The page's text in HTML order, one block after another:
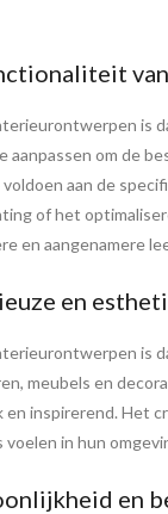
aanpassen om de
aan de
of het
en aangenamere
en
is
meubels en
en inspirerend. Het
in hun
en